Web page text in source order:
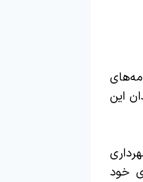
این
در محل شهرداری
خود